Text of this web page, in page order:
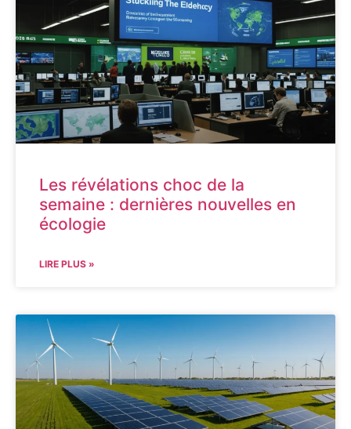
Les révélations choc de la
semaine : dernières nouvelles en
écologie
LIRE PLUS »